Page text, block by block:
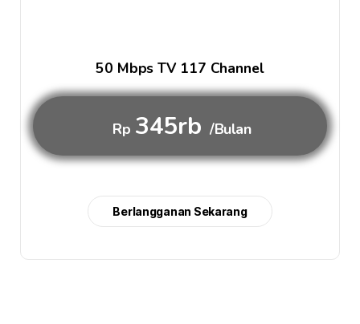
50 Mbps TV 117 Channel
Rp 345rb /Bulan
Berlangganan Sekarang